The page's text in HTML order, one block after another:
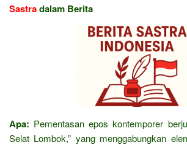
Sastradalam Berita
Apa: Pementasan epos kontemporer
Selat Lombok,” yang menggabungkan